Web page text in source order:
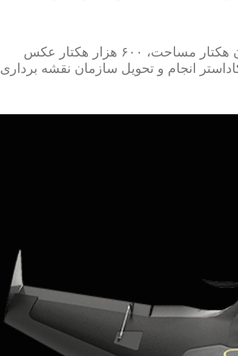
استاندار زنجان گفت: در استان زنجان از یک میلیون هکتار مساحت، ۶۰۰ هزار هکتار عکس
هم موضوع کاداستر انجام و تحویل سازمان نقشه برداری